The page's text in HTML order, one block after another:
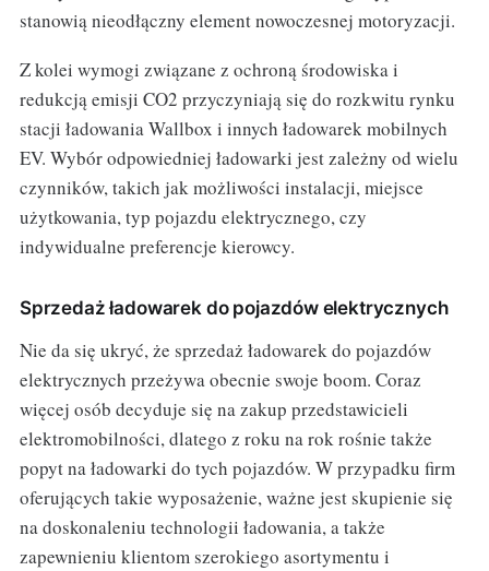
stanowią nieodłączny element nowoczesnej motoryzacji.
Z kolei wymogi związane z ochroną środowiska i
redukcją emisji CO2 przyczyniają się do rozkwitu rynku
stacji ładowania Wallbox i innych ładowarek mobilnych
EV. Wybór odpowiedniej ładowarki jest zależny od wielu
czynników, takich jak możliwości instalacji, miejsce
użytkowania, typ pojazdu elektrycznego, czy
indywidualne preferencje kierowcy.
Sprzedaż ładowarek do pojazdów elektrycznych
Nie da się ukryć, że sprzedaż ładowarek do pojazdów
elektrycznych przeżywa obecnie swoje boom. Coraz
więcej osób decyduje się na zakup przedstawicieli
elektromobilności, dlatego z roku na rok rośnie także
popyt na ładowarki do tych pojazdów. W przypadku firm
oferujących takie wyposażenie, ważne jest skupienie się
na doskonaleniu technologii ładowania, a także
zapewnieniu klientom szerokiego asortymentu i